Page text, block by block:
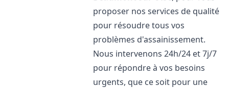
proposer nos services de qualité
pour résoudre tous vos
problèmes d'assainissement.
Nous intervenons 24h/24 et 7j/7
pour répondre à vos besoins
urgents, que ce soit pour une